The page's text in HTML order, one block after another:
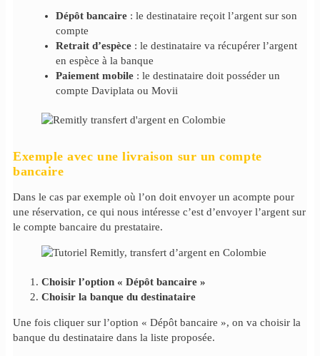
Dépôt bancaire : le destinataire reçoit l’argent sur son
compte
Retrait d’espèce : le destinataire va récupérer l’argent
en espèce à la banque
Paiement mobile : le destinataire doit posséder un
compte Daviplata ou Movii
Exemple avec une livraison sur un compte
bancaire
Dans le cas par exemple où l’on doit envoyer un acompte pour
une réservation, ce qui nous intéresse c’est d’envoyer l’argent sur
le compte bancaire du prestataire.
Choisir l’option « Dépôt bancaire »
Choisir la banque du destinataire
Une fois cliquer sur l’option « Dépôt bancaire », on va choisir la
banque du destinataire dans la liste proposée.